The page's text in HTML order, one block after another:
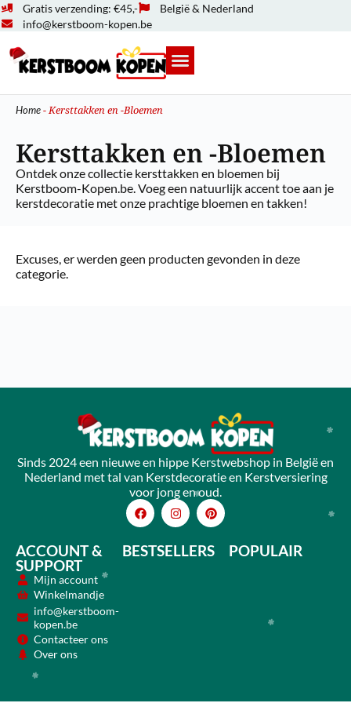
Gratis verzending: €45,-
België & Nederland
info@kerstboom-kopen.be
Home-Kersttakken en -Bloemen
Kersttakken en -Bloemen
Ontdek onze collectie kersttakken en bloemen bij
Kerstboom-Kopen.be. Voeg een natuurlijk accent toe aan je
kerstdecoratie met onze prachtige bloemen en takken!
Excuses, er werden geen producten gevonden in deze
categorie.
Sinds 2024 een nieuwe en hippe Kerstwebshop in België en
Nederland met tal van Kerstdecoratie en Kerstversiering
voor jong en oud.
ACCOUNT &
SUPPORT
Mijn account
Winkelmandje
info@kerstboom-
kopen.be
Contacteer ons
Over ons
BESTSELLERS POPULAIR